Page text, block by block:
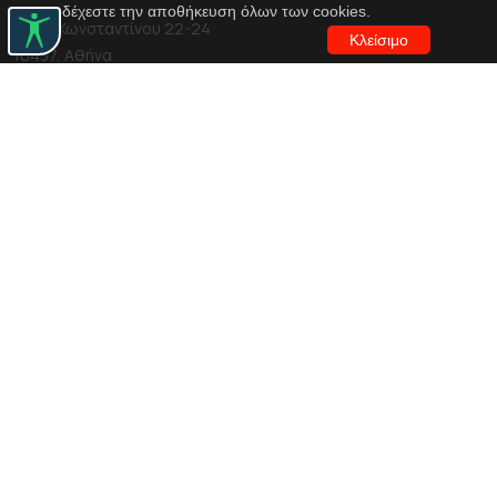
αποδέχεστε την αποθήκευση όλων των cookies.
Κλείσιμο
Αγίου Κωνσταντίνου 22-24
10437, Αθήνα